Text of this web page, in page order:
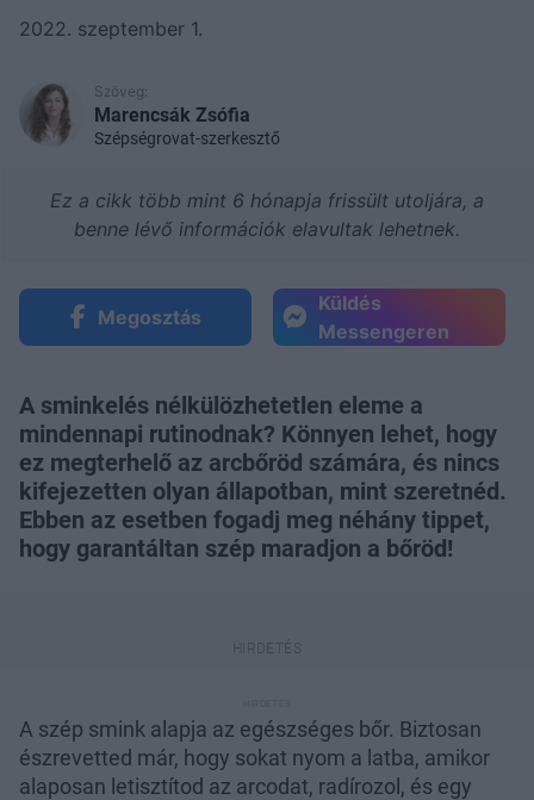
2022. szeptember 1.
Szöveg:
Marencsák Zsófia
Szépségrovat-szerkesztő
Ez a cikk több mint 6 hónapja frissült utoljára, a
benne lévő információk elavultak lehetnek.
Megosztás
Küldés
Messengeren
A sminkelés nélkülözhetetlen eleme a
mindennapi rutinodnak? Könnyen lehet, hogy
ez megterhelő az arcbőröd számára, és nincs
kifejezetten olyan állapotban, mint szeretnéd.
Ebben az esetben fogadj meg néhány tippet,
hogy garantáltan szép maradjon a bőröd!
A szép smink alapja az egészséges bőr. Biztosan
észrevetted már, hogy sokat nyom a latba, amikor
alaposan letisztítod az arcodat, radírozol, és egy